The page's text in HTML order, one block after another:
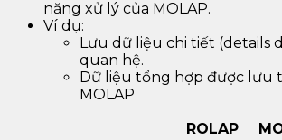
năng xử lý của MOLAP.
Ví dụ:
Lưu dữ liệu chi tiết (details
quan hệ.
Dữ liệu tổng hợp được lưu
MOLAP
ROLAP